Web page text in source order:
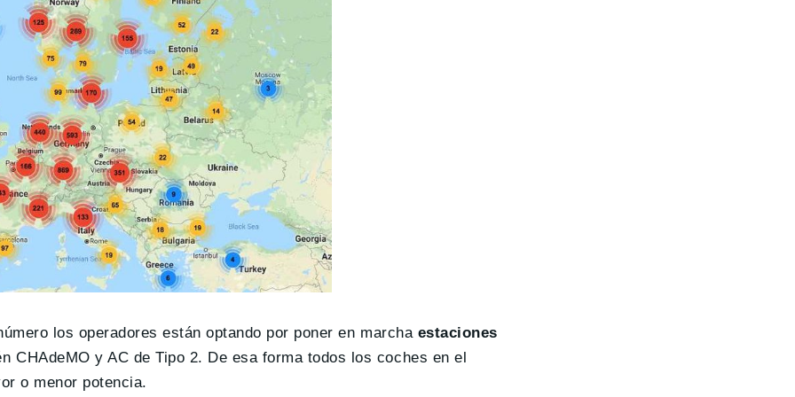
los operadores están optando por poner en marcha estaciones
CHAdeMO y AC de Tipo 2. De esa forma todos los coches en el
o menor potencia.